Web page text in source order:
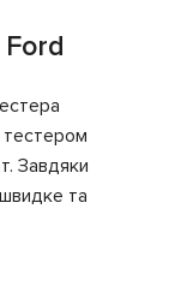
тестером
Завдяки
та